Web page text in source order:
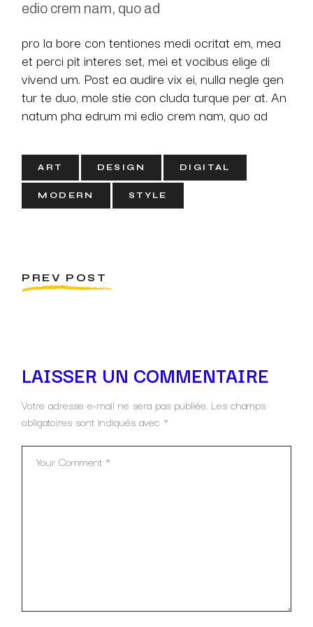
edio crem nam, quo ad
pro la bore con tentiones medi ocritat em, mea
et perci pit interes set, mei et vocibus elige di
vivend um. Post ea audire vix ei, nulla negle gen
tur te duo, mole stie con cluda turque per at. An
natum pha edrum mi edio crem nam, quo ad
ART DESIGN DIGITAL
MODERN STYLE
PREV POST
LAISSER UN COMMENTAIRE
Votre adresse e-mail ne sera pas publiée. Les champs
obligatoires sont indiqués avec *